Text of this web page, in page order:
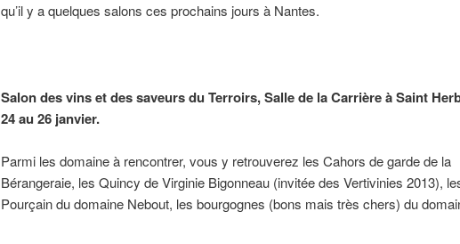
qu’il y a quelques salons ces prochains jours à Nantes.
Salon des vins et des saveurs du Terroirs, Salle de la Carrière à Saint
24 au 26 janvier.
Parmi les domaine à rencontrer, vous y retrouverez les Cahors de garde de la
Bérangeraie, les Quincy de Virginie Bigonneau (invitée des Vertivinies 2013),
Pourçain du domaine Nebout, les bourgognes (bons mais très chers) du